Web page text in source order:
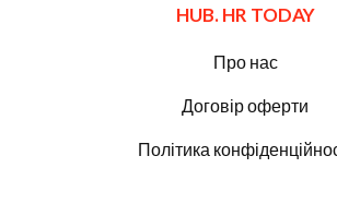
HUB. HR TODAY
Про нас
Договір оферти
Політика